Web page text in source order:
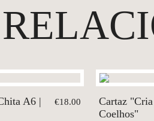
A6 |
€18.00
Cartaz "Cria
Coelhos"